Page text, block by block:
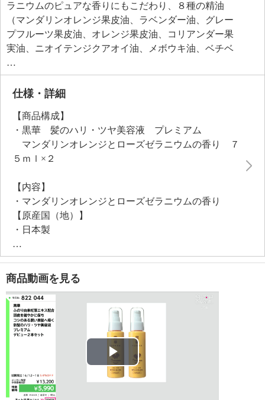
ラニウムのピュアな香りにもこだわり、８種の精油
（マンダリンオレンジ果皮油、ラベンダー油、グレー
プフルーツ果皮油、オレンジ果皮油、コリアンダー果
実油、ニオイテンジクアオイ油、メボウキ油、ベチベ
ル根油）を配合しました。
頭皮を健やかに保ってふけ・かゆみを抑え、髪のダメ
ージを補修してハリ、コシ、ツヤ、潤いを与える、ふ
してハリ、コシを与えるγ−ドコサラクトンといった美
容成分を９８．５％（水含む）配合しています。
＜配合／無配合表示＞
合成香料不使用、ノンシリコン、タール系色素不使
仕様・詳細
【商品構成】
・黒華 髪のハリ・ツヤ美容液 プレミアム
マンダリンオレンジとローズゼラニウムの香り ７
５ｍｌ×２
【内容】
・マンダリンオレンジとローズゼラニウムの香り
【原産国（地）】
・日本製
商品動画を見る
Play